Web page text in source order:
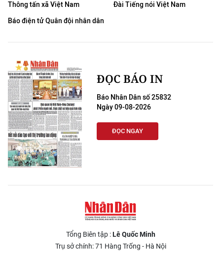
Thông tấn xã Việt Nam
Đài Tiếng nói Việt Nam
Báo điện tử Quân đội nhân dân
ĐỌC BÁO IN
Báo Nhân Dân số 25832
Ngày 09-08-2026
ĐỌC NGAY
Tổng Biên tập :Lê Quốc Minh
Trụ sở chính: 71 Hàng Trống - Hà Nội